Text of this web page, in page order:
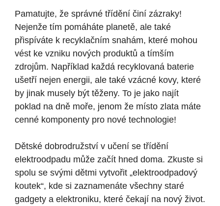
Pamatujte, že správné třídění činí zázraky!
Nejenže tím pomáháte planetě, ale také
přispíváte k recyklačním snahám, které mohou
vést ke vzniku nových produktů a tímším
zdrojům. Například každá recyklovaná baterie
ušetří nejen energii, ale také vzácné kovy, které
by jinak musely být těženy. To je jako najít
poklad na dně moře, jenom že místo zlata máte
cenné komponenty pro nové technologie!
Dětské dobrodružství v učení se třídění
elektroodpadu může začít hned doma. Zkuste si
spolu se svými dětmi vytvořit „elektroodpadový
koutek“, kde si zaznamenáte všechny staré
gadgety a elektroniku, které čekají na nový život.